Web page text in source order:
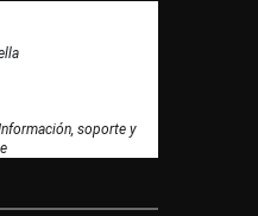
soporte y